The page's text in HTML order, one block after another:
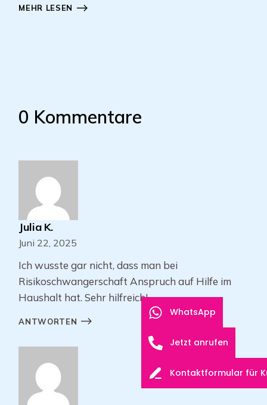
MEHR LESEN
0 Kommentare
Julia K.
Juni 22, 2025
Ich wusste gar nicht, dass man bei
Risikoschwangerschaft Anspruch auf Hilfe im
Haushalt hat. Sehr hilfreich!
ANTWORTEN
WhatsApp
Jetzt anrufen
Kontaktformular für